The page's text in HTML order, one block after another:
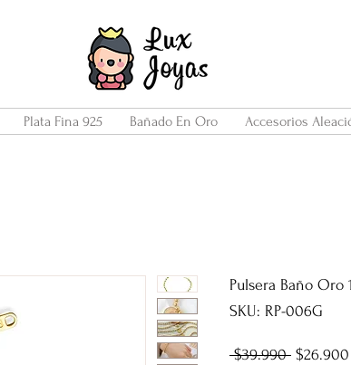
Plata Fina 925 Bañado En Oro Accesorios
Pulsera Baño Oro
SKU: RP-006G
$39.990 Precio
$26.900